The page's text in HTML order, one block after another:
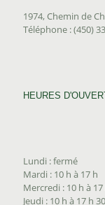
1974, Chemin de
Téléphone : (450)
HEURES
Lundi : fermé
Mardi : 10 h à 17 h
Mercredi : 10 h à 17
Jeudi : 10 h à 17 h 30